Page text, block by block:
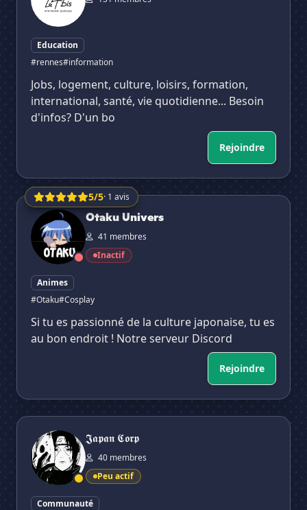
Education
#rennes#information
Jobs, logement, culture, loisirs, formation,
international, santé, vie quotidienne... Besoin
d'infos? D'un bo
Rejoindre
5/5· 1 avis
Otaku Univers
Otaku Univers
41 membres
Inactif
Animes
#Otaku#Cosplay
Si tu es passionné de la culture japonaise, tu es
au bon endroit ! Notre serveur Discord
Rejoindre
𝕵𝖆𝖕𝖆𝖓 𝕮𝖔𝖗𝖕
𝕵𝖆𝖕𝖆𝖓 𝕮𝖔𝖗𝖕
40 membres
Peu actif
Communauté